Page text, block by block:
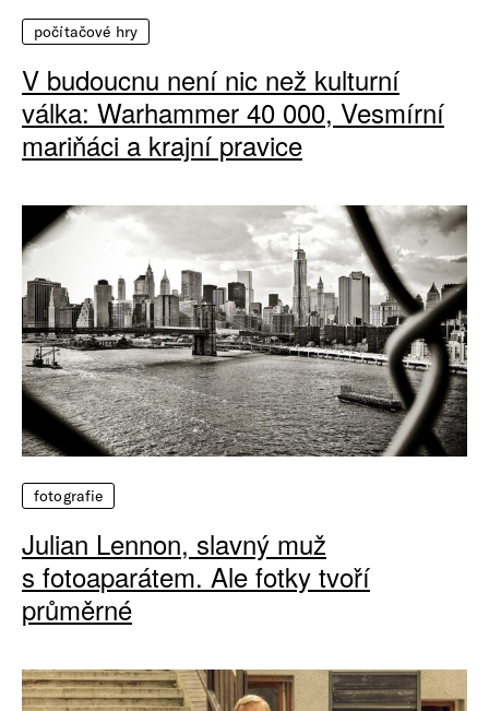
počítačové hry
V budoucnu není nic než kulturní
válka: Warhammer 40 000, Vesmírní
mariňáci a krajní pravice
fotografie
Julian Lennon, slavný muž
s fotoaparátem. Ale fotky tvoří
průměrné